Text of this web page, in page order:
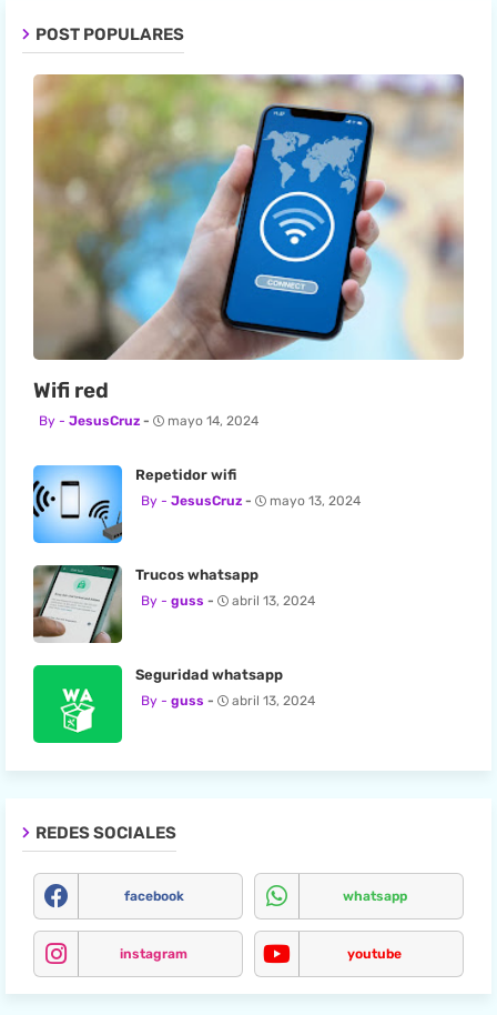
POST POPULARES
Wifi red
JesusCruz mayo 14, 2024
Repetidor wifi
JesusCruz mayo 13, 2024
Trucos whatsapp
guss abril 13, 2024
Seguridad whatsapp
guss abril 13, 2024
REDES SOCIALES
facebook whatsapp
instagram youtube